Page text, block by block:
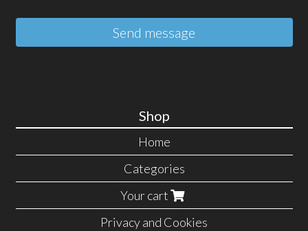
Send message
Shop
Home
Categories
Your cart
Privacy and Cookies